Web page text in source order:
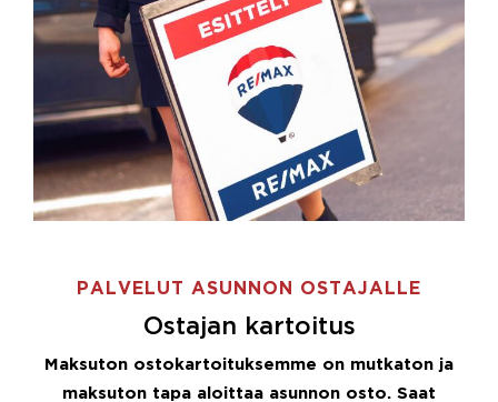
PALVELUT ASUNNON OSTAJALLE
Ostajan kartoitus
Maksuton ostokartoituksemme on mutkaton ja
maksuton tapa aloittaa asunnon osto. Saat